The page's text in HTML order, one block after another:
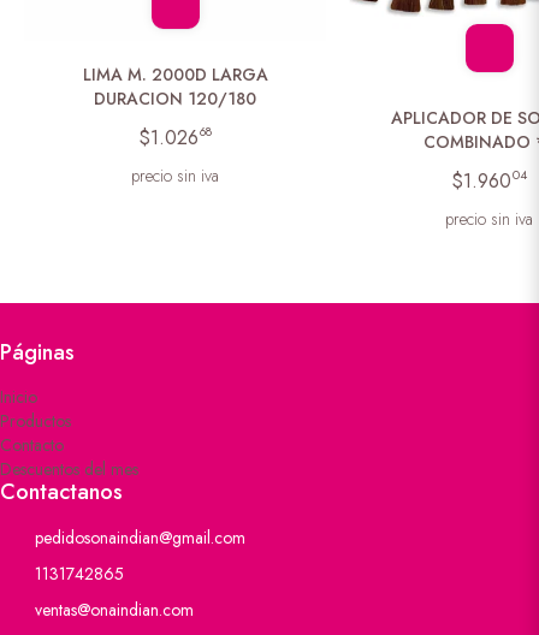
LIMA M. 2000D LARGA
DURACION 120/180
$1.02668
precio sin iva
APLICADOR DE
COMBINADO
$1.96004
precio sin iva
Páginas
Inicio
Productos
Contacto
Descuentos del mes
Contactanos
pedidosonaindian@gmail.com
1131742865
ventas@onaindian.com